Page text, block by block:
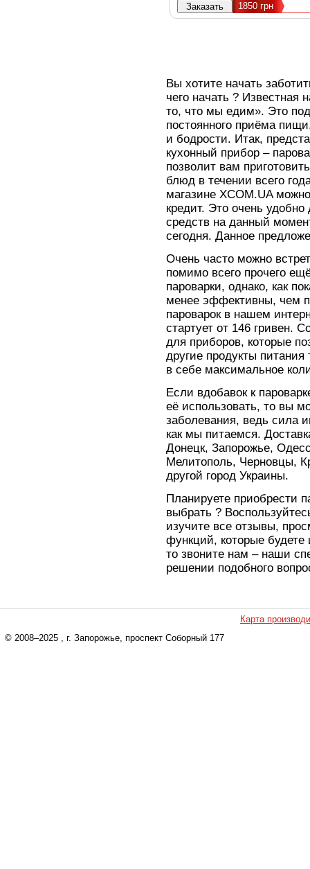
1850 грн
Вы хотите начать
чего начать ? Известная
то, что мы едим». Это
постоянного приёма
и бодрости. Итак,
кухонный прибор –
позволит вам
блюд в течении всего
магазине XCOM.UA
кредит. Это очень
средств на данный
сегодня. Данное
Очень часто можно
помимо всего прочего
пароварки, однако, как
менее эффективны, чем
пароварок в нашем
стартует от 146 гривен.
для приборов, которые
другие продукты
в себе максимальное
Если вдобавок к
её использовать, то вы
заболевания, ведь сила
как мы питаемся.
Донецк, Запорожье,
Мелитополь, Черновцы,
другой город Украины.
Планируете приобрести
выбрать ?
изучите все отзывы,
функций, которые будете
то звоните нам – наши
решении подобного
Карта
© 2008–2025 , г. Запорожье, проспект Соборный 177